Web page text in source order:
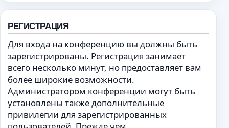
РЕГИСТРАЦИЯ
Для входа на конференцию вы должны быть
зарегистрированы. Регистрация занимает
всего несколько минут, но предоставляет вам
более широкие возможности.
Администратором конференции могут быть
установлены также дополнительные
привилегии для зарегистрированных